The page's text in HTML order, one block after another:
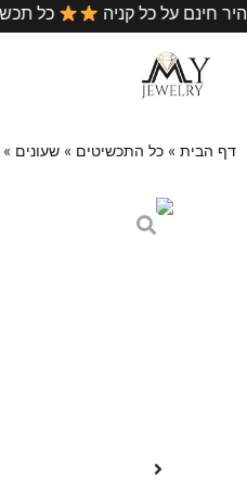
משלוח מהיר חינם על כל קניה
דף הבית » כל התכשיטים » שעונים »